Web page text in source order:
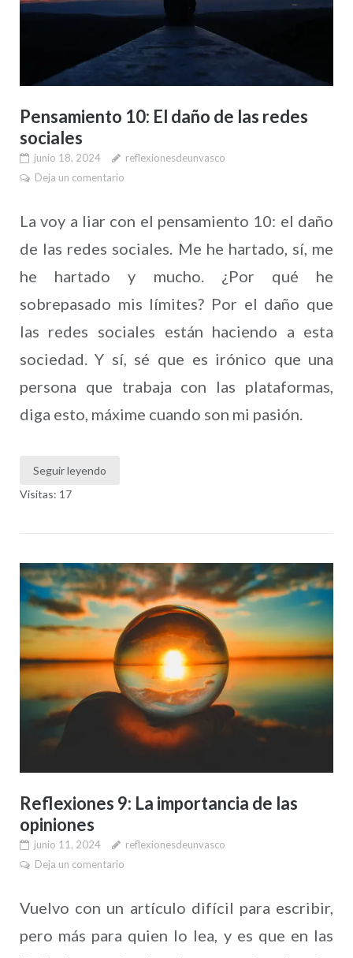
Pensamiento 10: El daño de las redes
sociales
junio 18, 2024
reflexionesdeunvasco
Deja un comentario
La voy a liar con el pensamiento 10: el daño
de las redes sociales. Me he hartado, sí, me
he hartado y mucho. ¿Por qué he
sobrepasado mis límites? Por el daño que
las redes sociales están haciendo a esta
sociedad. Y sí, sé que es irónico que una
persona que trabaja con las plataformas,
diga esto, máxime cuando son mi pasión.
Seguir leyendo
Visitas: 17
Reflexiones 9: La importancia de las
opiniones
junio 11, 2024
reflexionesdeunvasco
Deja un comentario
Vuelvo con un artículo difícil para escribir,
pero más para quien lo lea, y es que en las